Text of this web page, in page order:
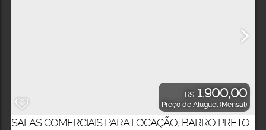
R$ 1.900,00
Preço de Aluguel (Mensal)
SALAS COMERCIAIS PARA LOCAÇÃO, BARRO PRETO